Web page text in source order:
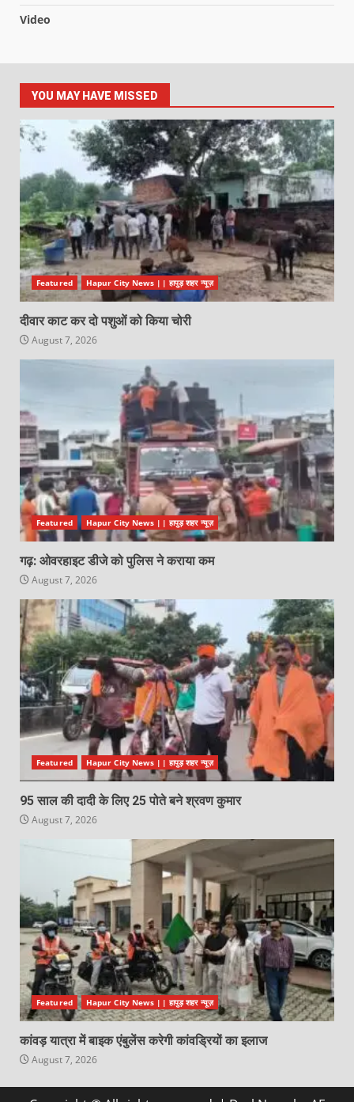
Video
YOU MAY HAVE MISSED
Featured Hapur City News || हापुड़ शहर न्यूज़
दीवार काट कर दो पशुओं को किया चोरी
August 7, 2026
Featured Hapur City News || हापुड़ शहर न्यूज़
गढ़: ओवरहाइट डीजे को पुलिस ने कराया कम
August 7, 2026
Featured Hapur City News || हापुड़ शहर न्यूज़
95 साल की दादी के लिए 25 पोते बने श्रवण कुमार
August 7, 2026
Featured Hapur City News || हापुड़ शहर न्यूज़
कांवड़ यात्रा में बाइक एंबुलेंस करेगी कांवड्रियों का इलाज
August 7, 2026